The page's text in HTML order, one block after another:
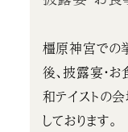
橿原神宮での
後、披露宴・
和テイストの
しております。